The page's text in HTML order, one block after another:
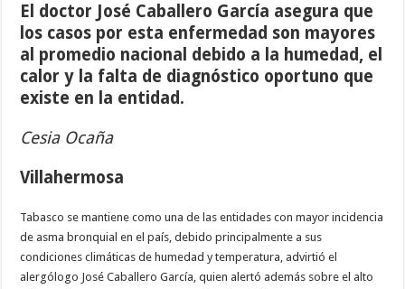
El doctor José Caballero García asegura que
los casos por esta enfermedad son mayores
al promedio nacional debido a la humedad, el
calor y la falta de diagnóstico oportuno que
existe en la entidad.
Cesia Ocaña
Villahermosa
Tabasco se mantiene como una de las entidades con mayor incidencia
de asma bronquial en el país, debido principalmente a sus
condiciones climáticas de humedad y temperatura, advirtió el
alergólogo José Caballero García, quien alertó además sobre el alto